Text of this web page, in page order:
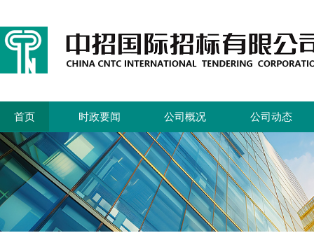
首页 时政要闻 公司概况 公司动态